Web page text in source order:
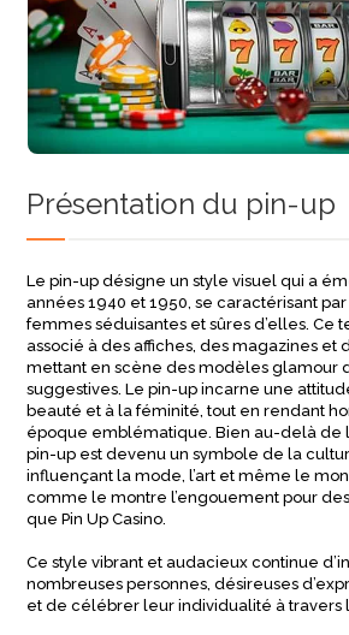
Présentation du pin-up
Le pin-up désigne un style visuel qui a
années 1940 et 1950, se caractérisant
femmes séduisantes et sûres d’elles. Ce
associé à des affiches, des magazines et
mettant en scène des modèles glamour
suggestives. Le pin-up incarne une
beauté et à la féminité, tout en rendant
époque emblématique. Bien au-delà de
pin-up est devenu un symbole de la
influençant la mode, l’art et même le
comme le montre l’engouement pour
que Pin Up Casino.
Ce style vibrant et audacieux continue
nombreuses personnes, désireuses
et de célébrer leur individualité à travers